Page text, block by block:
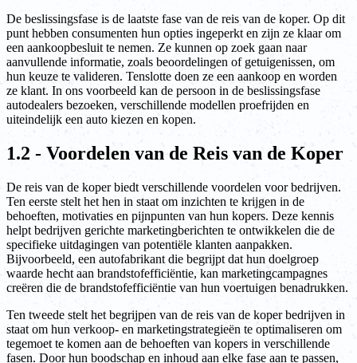
De beslissingsfase is de laatste fase van de reis van de koper. Op dit
punt hebben consumenten hun opties ingeperkt en zijn ze klaar om
een aankoopbesluit te nemen. Ze kunnen op zoek gaan naar
aanvullende informatie, zoals beoordelingen of getuigenissen, om
hun keuze te valideren. Tenslotte doen ze een aankoop en worden
ze klant. In ons voorbeeld kan de persoon in de beslissingsfase
autodealers bezoeken, verschillende modellen proefrijden en
uiteindelijk een auto kiezen en kopen.
1.2 - Voordelen van de Reis van de Koper
De reis van de koper biedt verschillende voordelen voor bedrijven.
Ten eerste stelt het hen in staat om inzichten te krijgen in de
behoeften, motivaties en pijnpunten van hun kopers. Deze kennis
helpt bedrijven gerichte marketingberichten te ontwikkelen die de
specifieke uitdagingen van potentiële klanten aanpakken.
Bijvoorbeeld, een autofabrikant die begrijpt dat hun doelgroep
waarde hecht aan brandstofefficiëntie, kan marketingcampagnes
creëren die de brandstofefficiëntie van hun voertuigen benadrukken.
Ten tweede stelt het begrijpen van de reis van de koper bedrijven in
staat om hun verkoop- en marketingstrategieën te optimaliseren om
tegemoet te komen aan de behoeften van kopers in verschillende
fasen. Door hun boodschap en inhoud aan elke fase aan te passen,